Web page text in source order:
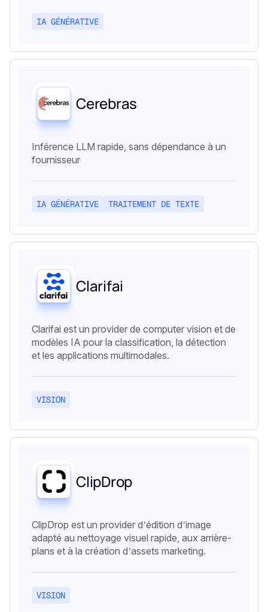
IA GÉNÉRATIVE
Cerebras
Inférence LLM rapide, sans dépendance à un
fournisseur
IA GÉNÉRATIVE TRAITEMENT DE TEXTE
Clarifai
Clarifai est un provider de computer vision et de
modèles IA pour la classification, la détection
et les applications multimodales.
VISION
ClipDrop
ClipDrop est un provider d’édition d’image
adapté au nettoyage visuel rapide, aux arrière-
plans et à la création d’assets marketing.
VISION